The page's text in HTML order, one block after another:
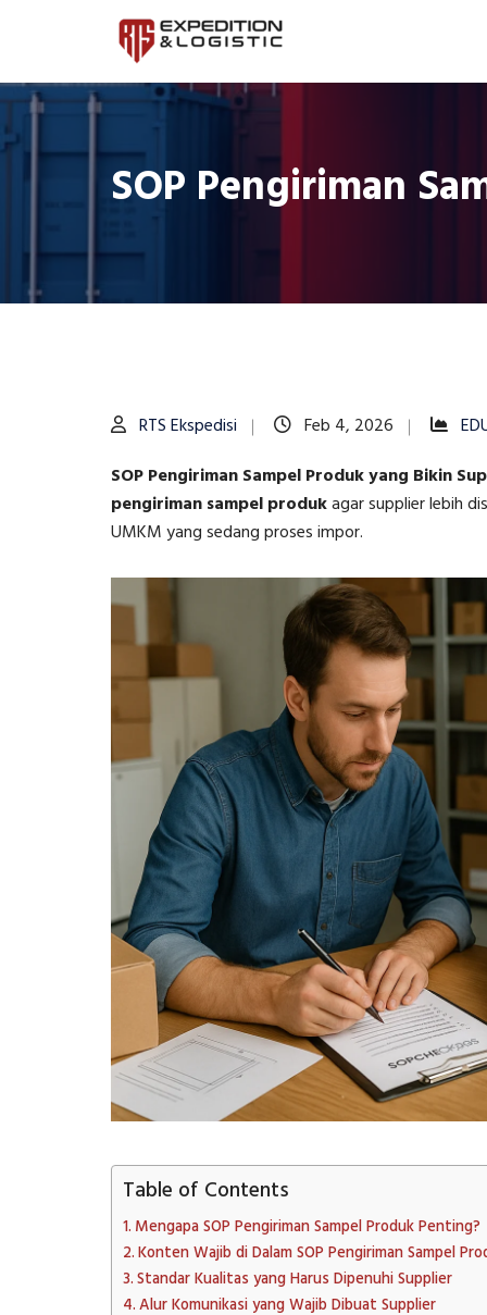
SOP Pengiriman
RTS Ekspedisi Feb 4, 2026
SOP Pengiriman Sampel Produk yang Bikin
pengiriman sampel produkagar supplier lebih
UMKM yang sedang proses impor.
Table of Contents
Mengapa SOP Pengiriman Sampel Produk Penting?
Konten Wajib di Dalam SOP Pengiriman Sampel
Standar Kualitas yang Harus Dipenuhi Supplier
Alur Komunikasi yang Wajib Dibuat Supplier